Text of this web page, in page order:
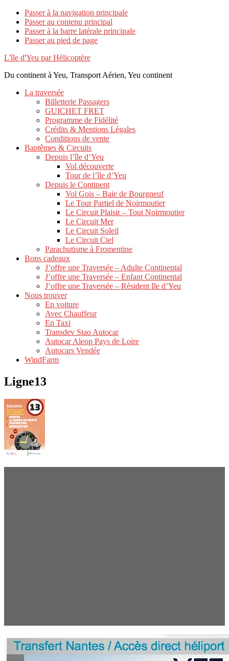
Passer à la navigation principale
Passer au contenu principal
Passer à la barre latérale principale
Passer au pied de page
L'île d'Yeu par Hélicoptère
Du continent à Yeu, Transport Aérien, Yeu continent
La traversée
Billetterie Passagers
GUICHET FRET
Programme de Fidélité
Crédits & Mentions Légales
Conditions de vente
Baptêmes & Circuits
Depuis l’île d’Yeu
Vol découverte
Tour de l’île d’Yeu
Depuis le Continent
Vol Gois – Baie de Bourgneuf
Le Tour Partiel de Noirmoutier
Le Circuit Plaisir – Tout Noirmoutier
Le Circuit Mer
Le Circuit Soleil
Le Circuit Ciel
Parachutisme à Fromentine
Bons cadeaux
J’offre une Traversée – Adulte Continental
J’offre une Traversée – Enfant Continental
J’offre une Traversée – Résident Ile d’Yeu
Nous trouver
En voiture
Avec Chauffeur
En Taxi
Transdev Stao Autocar
Autocar Aleop Pays de Loire
Autocars Vendée
WindFarm
Ligne13